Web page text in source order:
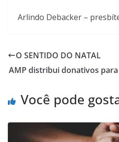
Arlindo Debacker –
O SENTIDO DO NATAL
AMP distribui donativos
Você pode